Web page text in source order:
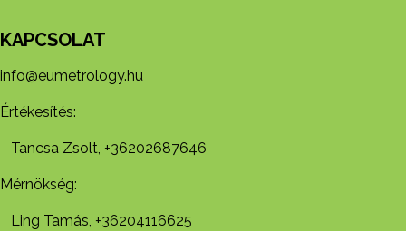
KAPCSOLAT
info@eumetrology.hu
Értékesítés:
Tancsa Zsolt, +36202687646
Mérnökség:
Ling Tamás, +36204116625